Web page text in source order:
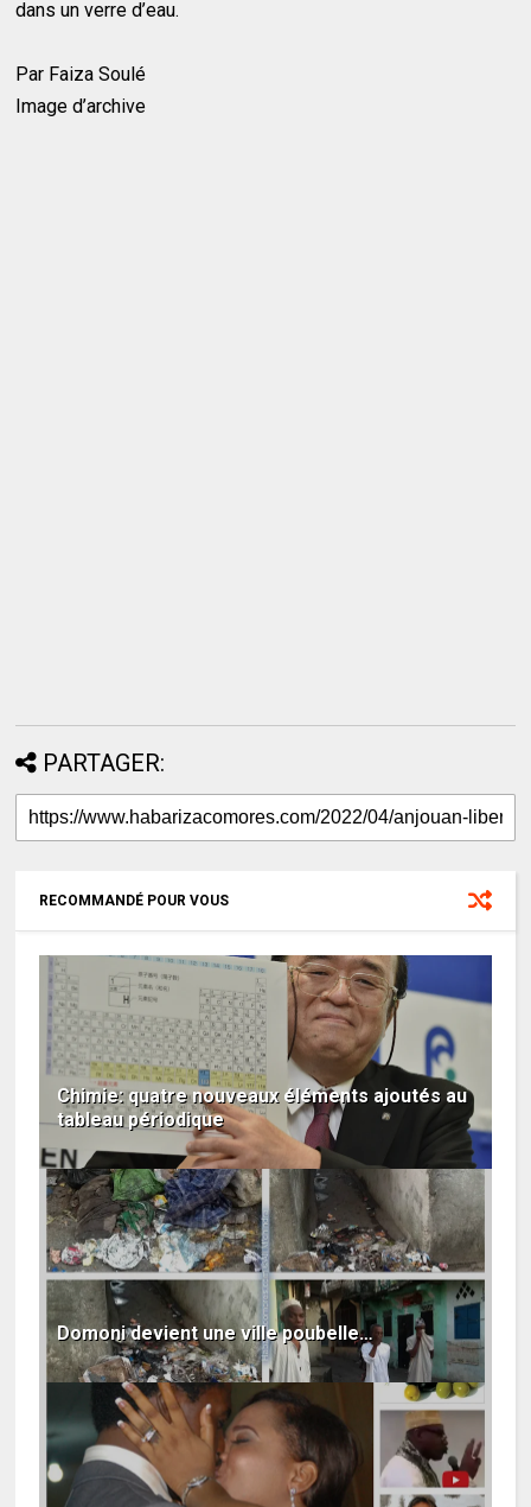
dans un verre d’eau.
Par Faiza Soulé
Image d’archive
PARTAGER:
RECOMMANDÉ POUR VOUS
Chimie: quatre nouveaux éléments ajoutés au
tableau périodique
Domoni devient une ville poubelle…